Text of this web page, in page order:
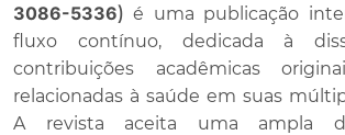
3086-5336) é uma publicação
fluxo contínuo, dedicada à
contribuições acadêmicas
relacionadas à saúde em suas
A revista aceita uma ampla